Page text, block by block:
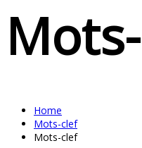
Home
Mots-clef
Mots-clef